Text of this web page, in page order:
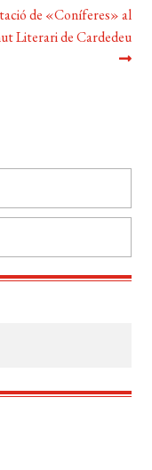
de «Coníferes» al
Literari de Cardedeu